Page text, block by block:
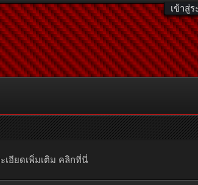
เข้าสู่
เอียดเพิ่มเติม คลิกที่นี่